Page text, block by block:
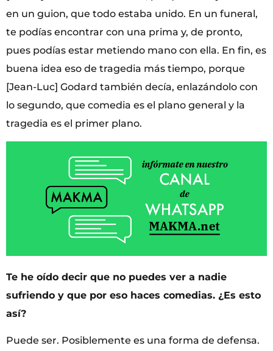
en un guion, que todo estaba unido. En un funeral,
te podías encontrar con una prima y, de pronto,
pues podías estar metiendo mano con ella. En fin, es
buena idea eso de tragedia más tiempo, porque
[Jean-Luc] Godard también decía, enlazándolo con
lo segundo, que comedia es el plano general y la
tragedia es el primer plano.
Te he oído decir que no puedes ver a nadie
sufriendo y que por eso haces comedias. ¿Es esto
así?
Puede ser. Posiblemente es una forma de defensa.